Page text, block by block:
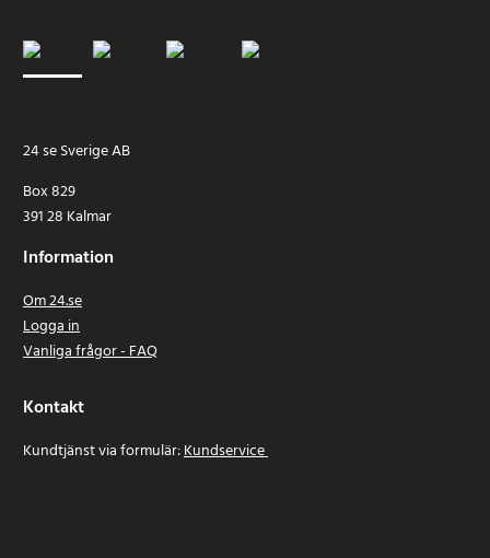
24 se Sverige AB
Box 829
391 28 Kalmar
Information
Om 24.se
Logga in
Vanliga frågor - FAQ
Kontakt
Kundtjänst via formulär:Kundservice